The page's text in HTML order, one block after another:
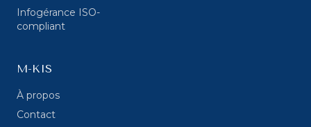
Infogérance ISO-
compliant
M-KIS
À propos
Contact